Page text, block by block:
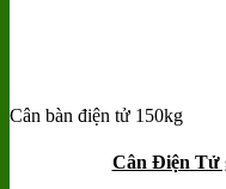
Add to wishlist
Cân bàn điện tử 150kg
Cân Điện Tử